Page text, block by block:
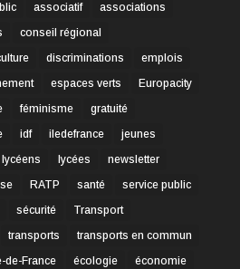
associatif
associations
conseil régional
discriminations
emplois
espaces verts
Europacity
féminisme
gratuité
idf iledefrance
jeunes
lycéens lycées
newsletter
RATP santé
service public
sécurité
Transport
transports
transports en commun
de-France écologie
économie